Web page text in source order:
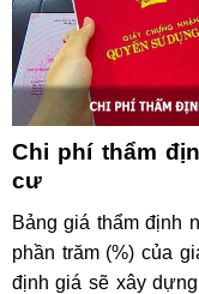
Chi phí thẩm
cư
Bảng giá thẩm định
phần trăm (%) của
định giá sẽ xây